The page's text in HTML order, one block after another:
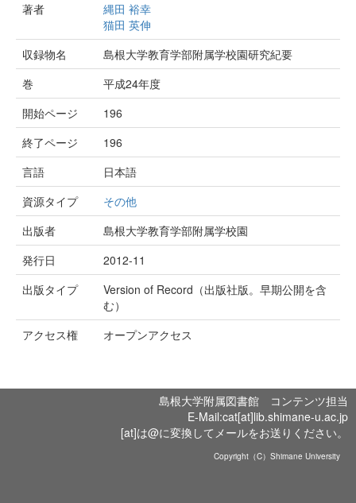
著者
縄田 裕幸
猫田 英伸
収録物名
島根大学教育学部附属学校園研究紀要
巻
平成24年度
開始ページ
196
終了ページ
196
言語
日本語
資源タイプ
その他
出版者
島根大学教育学部附属学校園
発行日
2012-11
出版タイプ
Version of Record（出版社版。早期公開を含
む）
アクセス権
オープンアクセス
島根大学附属図書館 コンテンツ担当
E-Mail:cat[at]lib.shimane-u.ac.jp
[at]は@に変換してメールをお送りください。
Copyright（C）Shimane University